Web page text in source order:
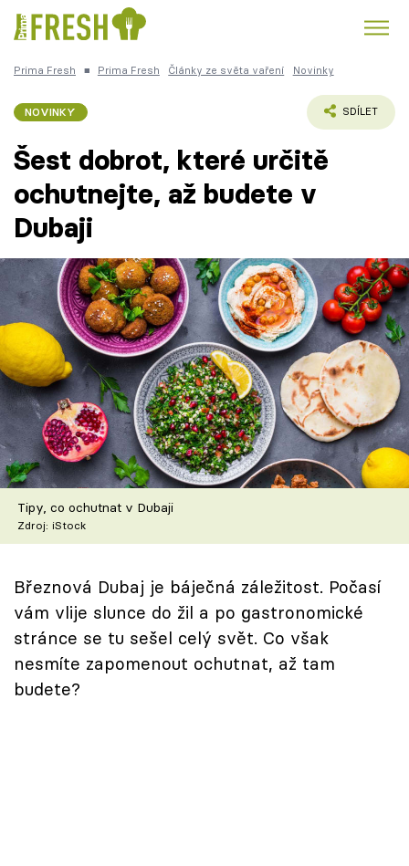
Česká kuchyně
Témata
Recepty
Články
TV Program
Škola vaření
Recepty z TV
Speciál: Cuketa
Sledujte prima+
Přihlášení
Prima Fresh ■ Prima Fresh Články ze světa vaření Novinky
NOVINKY SDÍLET
Šest dobrot, které určitě
ochutnejte, až budete v
Dubaji
Tipy, co ochutnat v Dubaji
Zdroj: iStock
Březnová Dubaj je báječná záležitost. Počasí
vám vlije slunce do žil a po gastronomické
stránce se tu sešel celý svět. Co však
nesmíte zapomenout ochutnat, až tam
budete?